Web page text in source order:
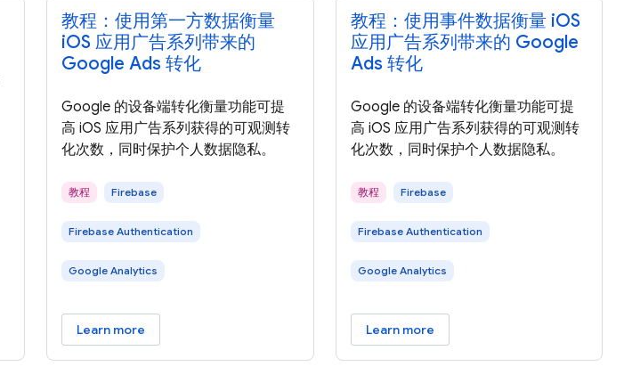
教程：使用第一方数据衡量
iOS 应用广告系列带来的
Google Ads 转化
Google 的设备端转化衡量功能可提
高 iOS 应用广告系列获得的可观测转
化次数，同时保护个人数据隐私。
教程 Firebase
Firebase Authentication
Google Analytics
Learn more
教程：使用事件数据衡量 iOS
应用广告系列带来的 Google
Ads 转化
Google 的设备端转化衡量功能可提
高 iOS 应用广告系列获得的可观测转
化次数，同时保护个人数据隐私。
教程 Firebase
Firebase Authentication
Google Analytics
Learn more